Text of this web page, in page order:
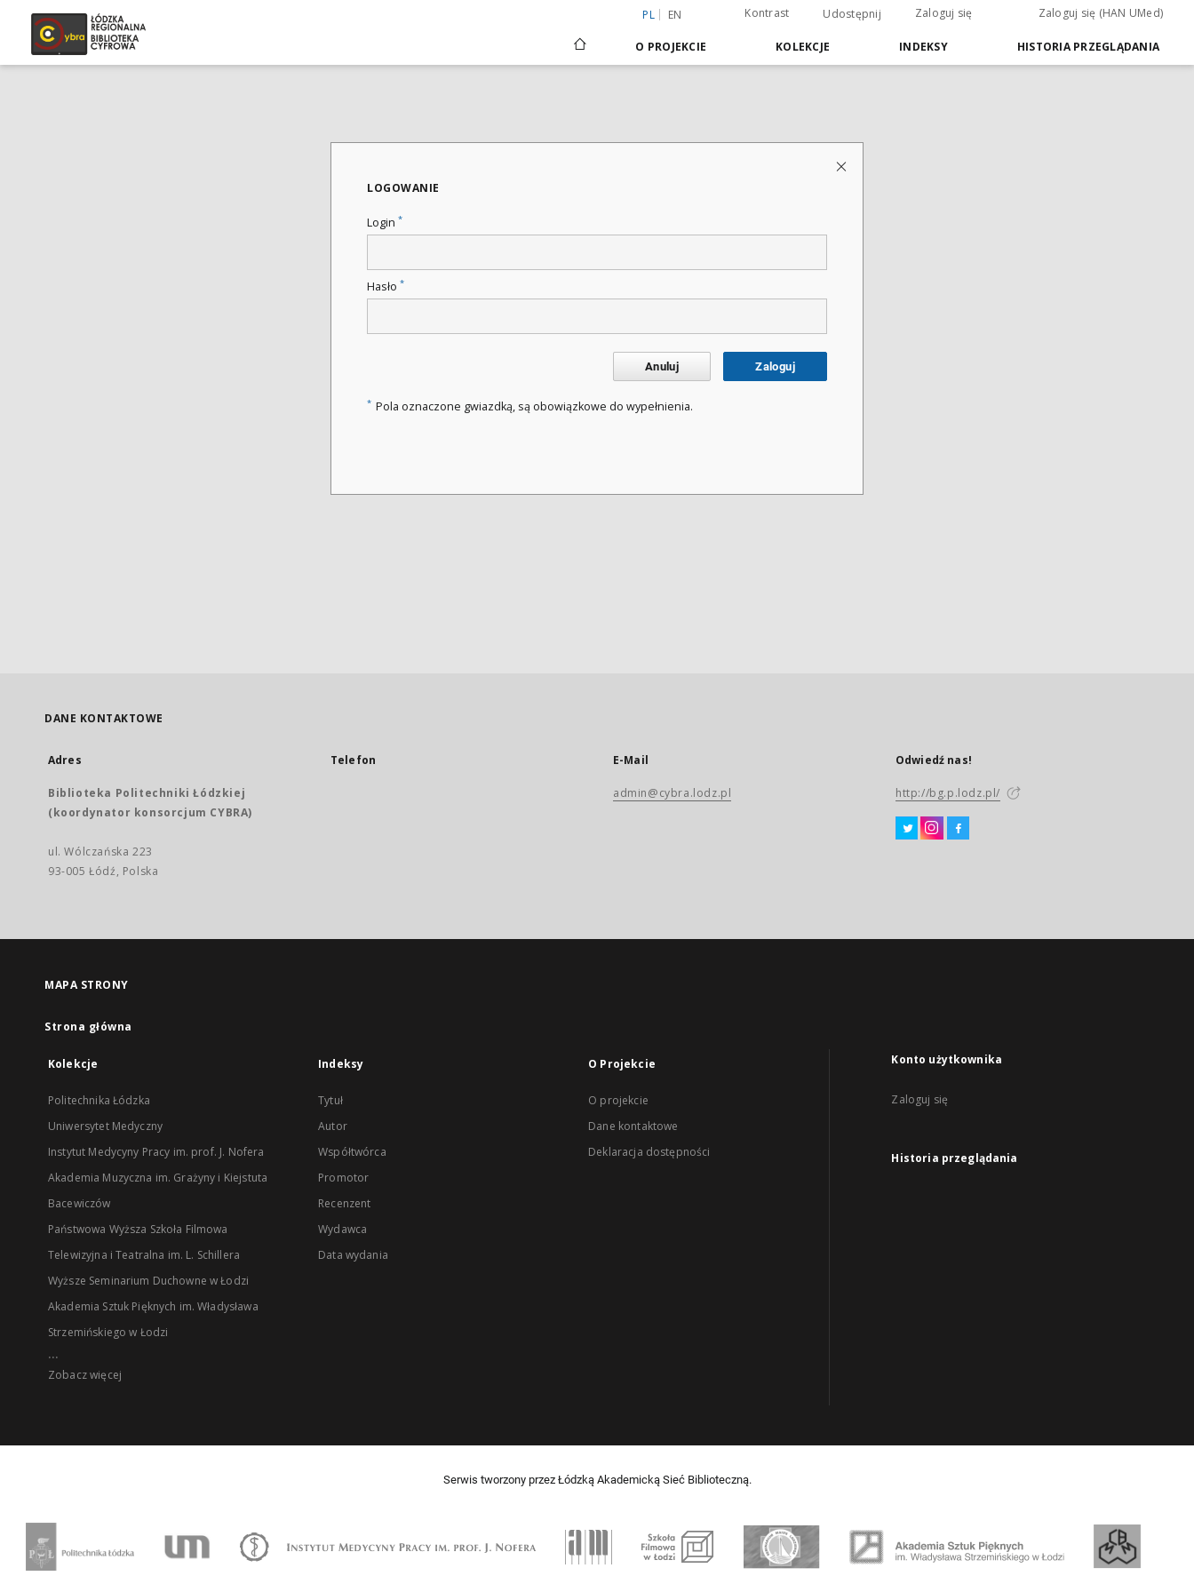
PL EN Kontrast Udostępnij Zaloguj się Zaloguj się (HAN UMed)
O PROJEKCIE KOLEKCJE INDEKSY HISTORIA PRZEGLĄDANIA
LOGOWANIE
Login *
Hasło *
Anuluj Zaloguj
* Pola oznaczone gwiazdką, są obowiązkowe do wypełnienia.
DANE KONTAKTOWE
Adres
Biblioteka Politechniki Łódzkiej
(koordynator konsorcjum CYBRA)
ul. Wólczańska 223
93-005 Łódź, Polska
Telefon E-Mail
admin@cybra.lodz.pl
Odwiedź nas!
http://bg.p.lodz.pl/
MAPA STRONY
Strona główna
Kolekcje
Politechnika Łódzka
Uniwersytet Medyczny
Instytut Medycyny Pracy im. prof. J. Nofera
Akademia Muzyczna im. Grażyny i Kiejstuta
Bacewiczów
Państwowa Wyższa Szkoła Filmowa
Telewizyjna i Teatralna im. L. Schillera
Wyższe Seminarium Duchowne w Łodzi
Akademia Sztuk Pięknych im. Władysława
Strzemińskiego w Łodzi
...
Zobacz więcej
Indeksy
Tytuł
Autor
Współtwórca
Promotor
Recenzent
Wydawca
Data wydania
O Projekcie
O projekcie
Dane kontaktowe
Deklaracja dostępności
Konto użytkownika
Zaloguj się
Historia przeglądania
Serwis tworzony przez Łódzką Akademicką Sieć Biblioteczną.